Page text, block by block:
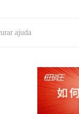
ajuda